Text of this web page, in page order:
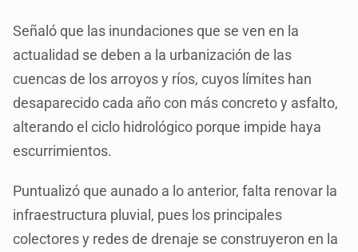
Señaló que las inundaciones que se ven en la
actualidad se deben a la urbanización de las
cuencas de los arroyos y ríos, cuyos límites han
desaparecido cada año con más concreto y asfalto,
alterando el ciclo hidrológico porque impide haya
escurrimientos.
Puntualizó que aunado a lo anterior, falta renovar la
infraestructura pluvial, pues los principales
colectores y redes de drenaje se construyeron en la